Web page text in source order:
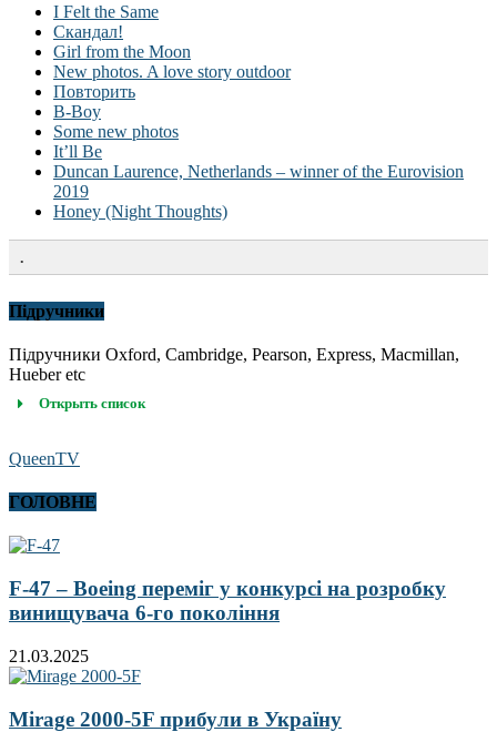
I Felt the Same
Скандал!
Girl from the Moon
New photos. A love story outdoor
Повторить
B-Boy
Some new photos
It’ll Be
Duncan Laurence, Netherlands – winner of the Eurovision
2019
Honey (Night Thoughts)
.
Підручники
Підручники Oxford, Cambridge, Pearson, Express, Macmillan,
Hueber etc
Открыть список
QueenTV
ГОЛОВНЕ
F-47 – Boeing переміг у конкурсі на розробку
винищувача 6-го покоління
21.03.2025
Mirage 2000-5F прибули в Україну